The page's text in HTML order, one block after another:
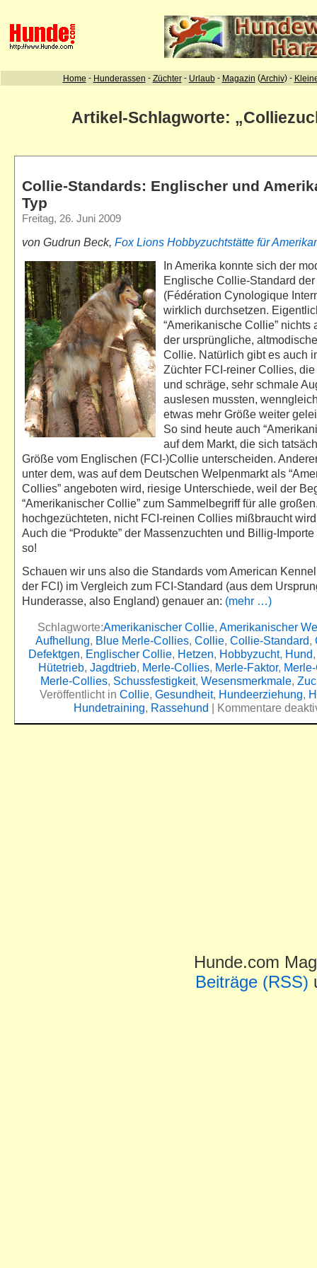
Artikel-Schlagworte:
Collie-Standards: Englischer und
Typ
Freitag, 26. Juni 2009
von Gudrun Beck, Fox Lions Hobbyzuchtstätte für
In Amerika konnte sich der
Englische Collie-Standard der
(Fédération Cynologique
wirklich durchsetzen.
“Amerikanische Collie” nichts
der ursprüngliche,
Collie. Natürlich gibt es auch
Züchter FCI-reiner Collies,
und schräge, sehr schmale
auslesen mussten,
etwas mehr Größe weiter
So sind heute auch
auf dem Markt, die sich
Größe vom Englischen (FCI-)Collie unterscheiden.
unter dem, was auf dem Deutschen Welpenmarkt als
Collies” angeboten wird, riesige Unterschiede, weil der
“Amerikanischer Collie” zum Sammelbegriff für alle
hochgezüchteten, nicht FCI-reinen Collies mißbraucht
Auch die “Produkte” der Massenzuchten und Billig-
so!
Schauen wir uns also die Standards vom American
der FCI) im Vergleich zum FCI-Standard (aus dem
Hunderasse, also England) genauer an: (mehr …)
Schlagworte:Amerikanischer Collie, Amerikanischer
Aufhellung, Blue Merle-Collies, Collie, Collie-Standard,
Defektgen, Englischer Collie, Hetzen, Hobbyzucht, Hund
Hütetrieb, Jagdtrieb, Merle-Collies, Merle-Faktor,
Merle-Collies, Schussfestigkeit, Wesensmerkmale,
Veröffentlicht in Collie, Gesundheit, Hundeerziehung,
Hundetraining, Rassehund | Kommentare
Hunde.com
Beiträge (RSS)